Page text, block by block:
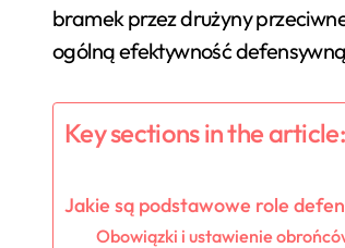
bramek przez drużyny
ogólną efektywność
Key sections in the article:
Jakie są podstawowe role
Obowiązki i ustawienie